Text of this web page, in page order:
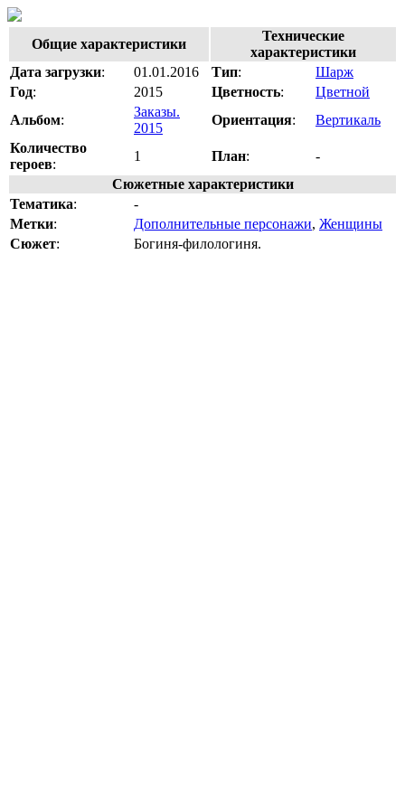
Общие характеристики
Технические
характеристики
Дата загрузки: 01.01.2016 Тип:
Шарж
Год: 2015 Цветность:
Цветной
Альбом:
Заказы.
2015
Ориентация:
Вертикаль
Количество
героев:
1 План:
-
Сюжетные характеристики
Тематика:
-
Метки: Дополнительные персонажи, Женщины
Сюжет: Богиня-филологиня.